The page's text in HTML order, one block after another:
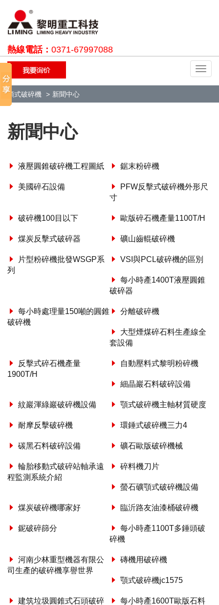
熱線電話： 0371-67997088
切
換
顎式破碎機 新聞中心
新聞中心
液壓圓錐破碎機工程圖紙 鋸末粉碎機
美國碎石設備
PFW反擊式破碎機外形尺
寸
破碎機100目以下 歐版碎石機產量1100T/H
煤炭反擊式破碎器 礦山齒輥破碎機
片型粉碎機批發WSGP系
列
VSI與PCL破碎機的區別
每小時產1400T液壓圓錐
破碎器
每小時處理量150噸的圓錐
破碎機
分離破碎機
大型煙煤碎石料生產線全
套設備
反擊式碎石機產量
1900T/H
自動壓料式黎明粉碎機
細晶巖石料破碎設備
紋巖渾綠巖破碎機設備 顎式破碎機主軸材質硬度
耐摩反擊破碎機 環錘式破碎機三力4
碳黑石料破碎設備 礦石歐版破碎機械
輪胎移動式破碎站軸承遠
程監測系統介紹
碎料機刀片
螢石礦顎式破碎機設備
煤炭破碎機哪家好 臨沂路友油漆桶破碎機
鈮破碎篩分
每小時產1100T多錘頭破
碎機
河南少林重型機器有限公
司生產的破碎機享譽世界
磚機用破碎機
顎式破碎機jc1575
建筑垃圾圓錐式石頭破碎
每小時產1600T歐版石料